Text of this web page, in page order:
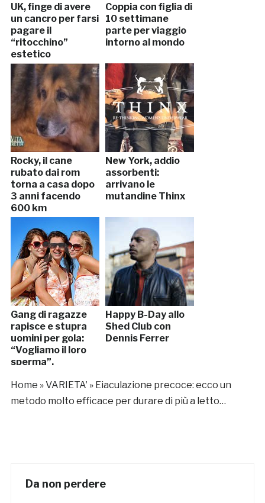
UK, finge di avere
un cancro per farsi
pagare il
“ritocchino”
estetico
Coppia con figlia di
10 settimane
parte per viaggio
intorno al mondo
Rocky, il cane
rubato dai rom
torna a casa dopo
3 anni facendo
600 km
New York, addio
assorbenti:
arrivano le
mutandine Thinx
Gang di ragazze
rapisce e stupra
uomini per gola:
“Vogliamo il loro
sperma”.
Happy B-Day allo
Shed Club con
Dennis Ferrer
Home »VARIETA' » Eiaculazione precoce: ecco un
metodo molto efficace per durare di più a letto…
Da non perdere